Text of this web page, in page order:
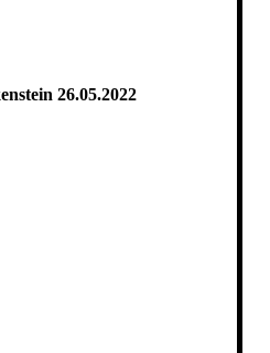
26.05.2022